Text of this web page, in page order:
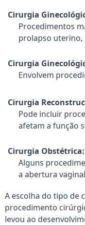
Cirurgia
Procedimentos
prolapso uterino,
Cirurgia
Envolvem
Cirurgia
Pode incluir
afetam a função
Cirurgia Obstétrica:
Alguns
a abertura
A escolha do tipo de
procedimento
levou ao